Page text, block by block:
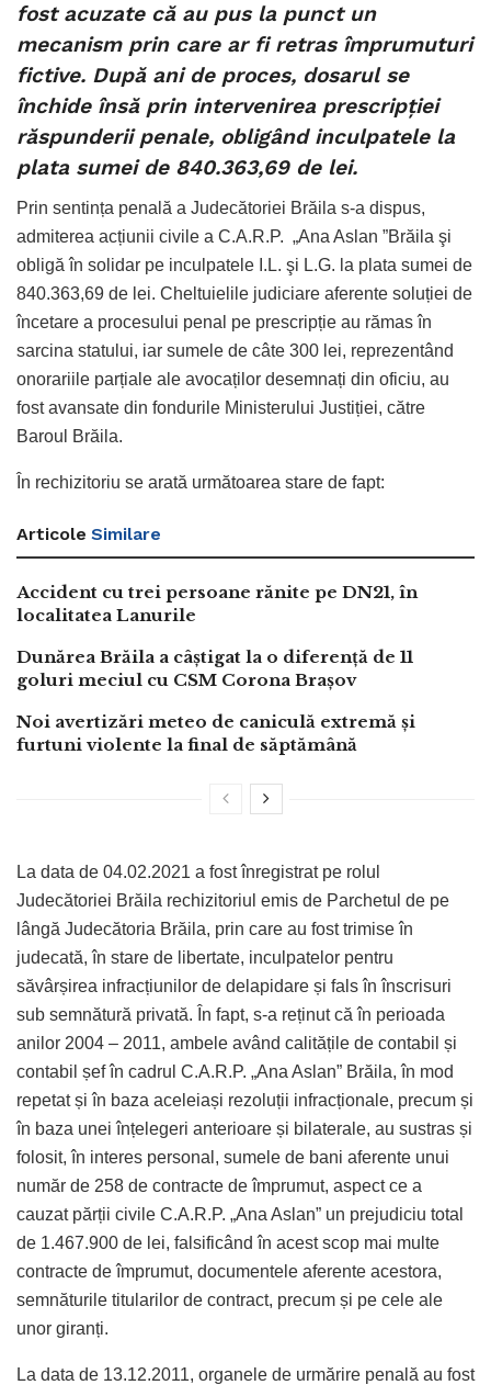
fost acuzate că au pus la punct un
mecanism prin care ar fi retras împrumuturi
fictive. După ani de proces, dosarul se
închide însă prin intervenirea prescripției
răspunderii penale, obligând inculpatele la
plata sumei de 840.363,69 de lei.
Prin sentința penală a Judecătoriei Brăila s-a dispus,
admiterea acțiunii civile a C.A.R.P. „Ana Aslan ”Brăila şi
obligă în solidar pe inculpatele I.L. şi L.G. la plata sumei de
840.363,69 de lei. Cheltuielile judiciare aferente soluției de
încetare a procesului penal pe prescripție au rămas în
sarcina statului, iar sumele de câte 300 lei, reprezentând
onorariile parțiale ale avocaților desemnați din oficiu, au
fost avansate din fondurile Ministerului Justiției, către
Baroul Brăila.
În rechizitoriu se arată următoarea stare de fapt:
Articole Similare
Accident cu trei persoane rănite pe DN21, în
localitatea Lanurile
Dunărea Brăila a câștigat la o diferență de 11
goluri meciul cu CSM Corona Brașov
Noi avertizări meteo de caniculă extremă și
furtuni violente la final de săptămână
La data de 04.02.2021 a fost înregistrat pe rolul
Judecătoriei Brăila rechizitoriul emis de Parchetul de pe
lângă Judecătoria Brăila, prin care au fost trimise în
judecată, în stare de libertate, inculpatelor pentru
săvârșirea infracțiunilor de delapidare și fals în înscrisuri
sub semnătură privată. În fapt, s-a reținut că în perioada
anilor 2004 – 2011, ambele având calitățile de contabil și
contabil șef în cadrul C.A.R.P. „Ana Aslan” Brăila, în mod
repetat și în baza aceleiași rezoluții infracționale, precum și
în baza unei înțelegeri anterioare și bilaterale, au sustras și
folosit, în interes personal, sumele de bani aferente unui
număr de 258 de contracte de împrumut, aspect ce a
cauzat părții civile C.A.R.P. „Ana Aslan” un prejudiciu total
de 1.467.900 de lei, falsificând în acest scop mai multe
contracte de împrumut, documentele aferente acestora,
semnăturile titularilor de contract, precum și pe cele ale
unor giranți.
La data de 13.12.2011, organele de urmărire penală au fost